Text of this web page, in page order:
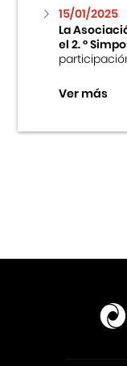
15/01/2025
La
el 2. °
Ver más